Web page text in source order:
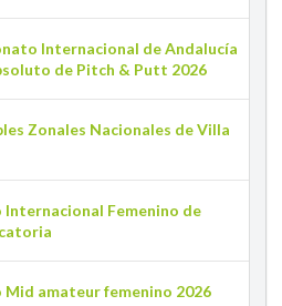
Internacional de Andalucía
de Pitch & Putt 2026
Zonales Nacionales de Villa
Femenino de
amateur femenino 2026